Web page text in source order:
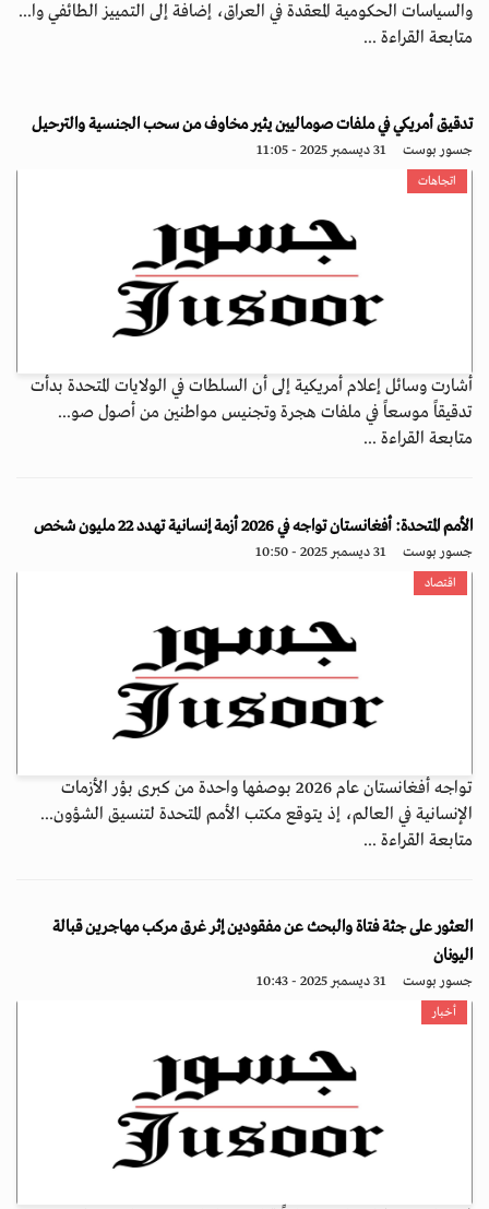
والسياسات الحكومية المعقدة في العراق، إضافة إلى التمييز الطائفي وا...
متابعة القراءة ...
تدقيق أمريكي في ملفات صوماليين يثير مخاوف من سحب الجنسية والترحيل
جسور بوست 31 ديسمبر 2025 - 11:05
اتجاهات
أشارت وسائل إعلام أمريكية إلى أن السلطات في الولايات المتحدة بدأت
تدقيقاً موسعاً في ملفات هجرة وتجنيس مواطنين من أصول صو...
متابعة القراءة ...
الأمم المتحدة: أفغانستان تواجه في 2026 أزمة إنسانية تهدد 22 مليون شخص
جسور بوست 31 ديسمبر 2025 - 10:50
اقتصاد
تواجه أفغانستان عام 2026 بوصفها واحدة من كبرى بؤر الأزمات
الإنسانية في العالم، إذ يتوقع مكتب الأمم المتحدة لتنسيق الشؤون...
متابعة القراءة ...
العثور على جثة فتاة والبحث عن مفقودين إثر غرق مركب مهاجرين قبالة
اليونان
جسور بوست 31 ديسمبر 2025 - 10:43
أخبار